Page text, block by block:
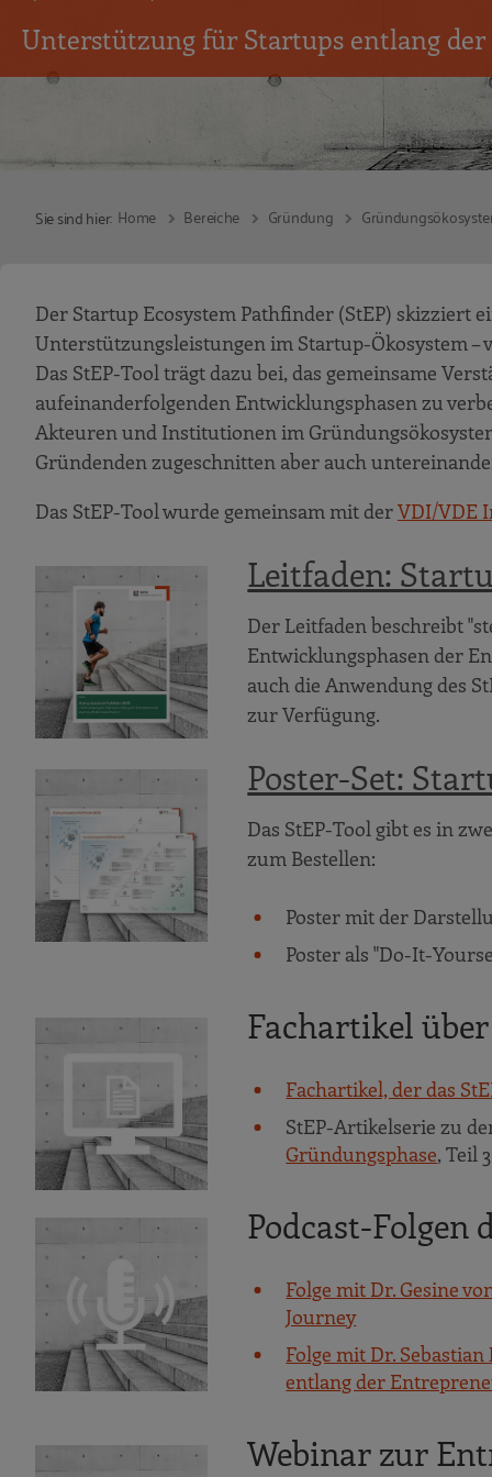
Unterstützung für Startups entlang
Sie sind hier: Home Bereiche Gründung
Der Startup Ecosystem Pathfinder (StEP) skizziert
Unterstützungsleistungen im Startup-Ökosystem –
Das StEP-Tool trägt dazu bei, das gemeinsame
aufeinanderfolgenden Entwicklungsphasen zu
Akteuren und Institutionen im
Gründenden zugeschnitten aber auch
Das StEP-Tool wurde gemeinsam mit derVDI/VDE
Leitfaden:
Der Leitfaden beschreibt
Entwicklungsphasen der
auch die Anwendung des
zur Verfügung.
Poster-Set:
Das StEP-Tool gibt es in
zum Bestellen:
Poster mit der
Poster als "Do-It-
Fachartikel
Fachartikel, der das
StEP-Artikelserie zu
Gründungsphase, Teil
Podcast-Folgen
Folge mit Dr. Gesine
Journey
Folge mit Dr.
entlang der
Webinar zur